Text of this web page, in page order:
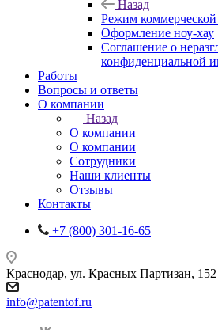
Назад
Режим
Оформление ноу-хау
Соглашение о
конфиденциальной
Работы
Вопросы и ответы
О компании
Назад
О компании
О компании
Сотрудники
Наши клиенты
Отзывы
Контакты
+7 (800) 301-16-65
Краснодар, ул. Красных Партизан, 152
info@patentof.ru